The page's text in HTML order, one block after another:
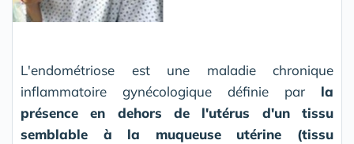
L'endométriose est une maladie chronique
inflammatoire gynécologique définie par la
présence en dehors de l'utérus d'un tissu
semblable à la muqueuse utérine (tissu